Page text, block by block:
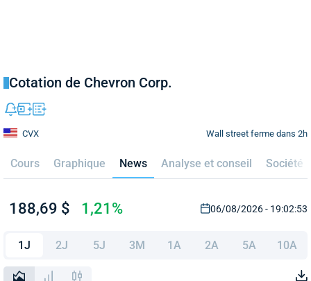
Cotation de Chevron Corp.
Wall street ferme dans 2h
CVX
Cours Graphique News Analyse et conseil Société
188,69 $ 1,21% 06/08/2026 - 19:02:53
1J 2J 5J 3M 1A 2A 5A 10A